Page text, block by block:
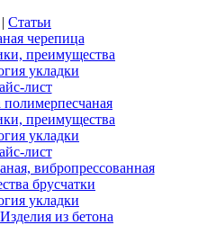
| Статьи
черепица
преимущества
укладки
лист
полимерпесчаная
преимущества
укладки
лист
вибропресcованная
брусчатки
укладки
Изделия из бетона